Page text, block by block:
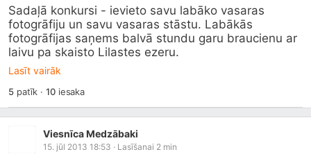
Sadaļā konkursi - ievieto savu labāko vasaras
fotogrāfiju un savu vasaras stāstu. Labākās
fotogrāfijas saņems balvā stundu garu braucienu ar
laivu pa skaisto Lilastes ezeru.
Lasīt vairāk
5patīk ·10iesaka
Viesnīca Medzābaki
15. jūl 2013 18:53 · Lasīšanai 2 min